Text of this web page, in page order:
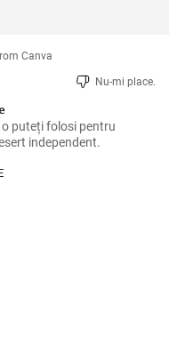
Canva
Nu-mi place.
puteți folosi pentru
independent.